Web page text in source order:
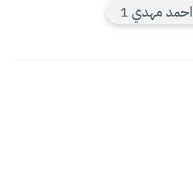
احمد مهدي 1